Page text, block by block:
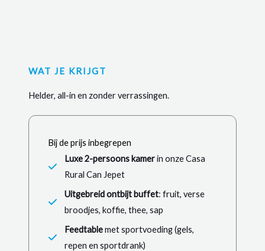
WAT JE KRIJGT
Helder, all-in en zonder verrassingen.
Bij de prijs inbegrepen
Luxe 2-persoons kamerin onze Casa
Rural Can Jepet
Uitgebreid ontbijt buffet: fruit, verse
broodjes, koffie, thee, sap
Feedtablemet sportvoeding (gels,
repen en sportdrank)